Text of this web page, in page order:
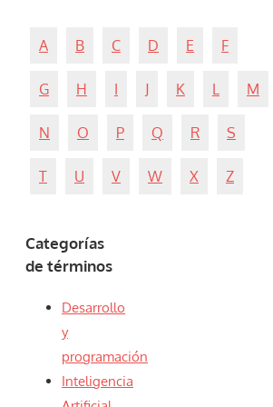
A B C D E F
G H I J K L M
N O P Q R S
T U V W X Z
Categorías
de términos
Desarrollo
y
programación
Inteligencia